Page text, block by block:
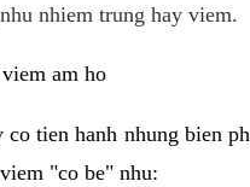
nhiem trung hay viem.
am ho
co tien hanh nhung bien
"co be" nhu: